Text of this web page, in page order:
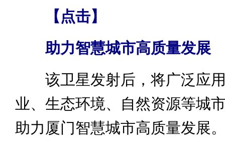
【点击】
助力智慧城市高质量发
该卫星发射后，将广泛应用
业、生态环境、自然资源等城
助力厦门智慧城市高质量发展